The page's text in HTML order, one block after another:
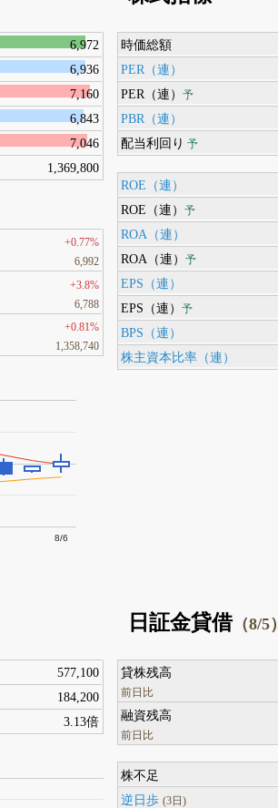
6,972
6,936
7,160
6,843
7,046
1,369,800
+0.77%
6,992
+3.8%
6,788
+0.81%
1,358,740
8/6
時価総額
PER（連）
PER（連）予
PBR（連）
配当利回り 予
ROE（連）
ROE（連）予
ROA（連）
ROA（連）予
EPS（連）
EPS（連）予
BPS（連）
株主資本比率（連）
577,100
184,200
3.13倍
日証金貸借（8/5）
貸株残高
前日比
融資残高
前日比
株不足
逆日歩 (3日)